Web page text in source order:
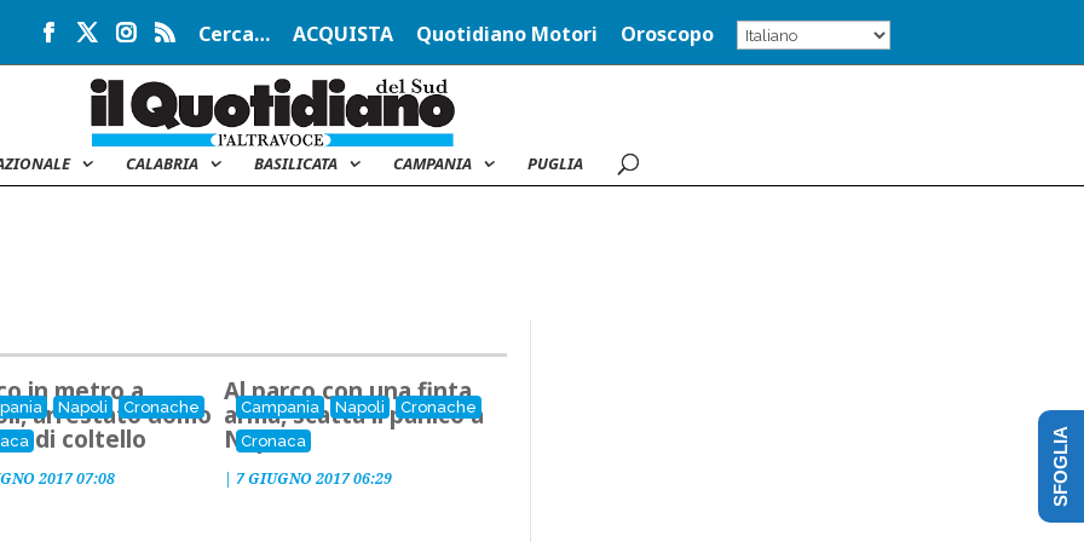
Cerca… ACQUISTA Quotidiano Motori Oroscopo
CALABRIA BASILICATA CAMPANIA PUGLIA
Napoli
Cronache
in metro a
arrestato uomo
di coltello
2017 07:08
Campania Napoli
Cronache
Cronaca
Al parco con una finta
arma, scatta il panico a
Napoli
| 7 GIUGNO 2017 06:29 SFOGLIA